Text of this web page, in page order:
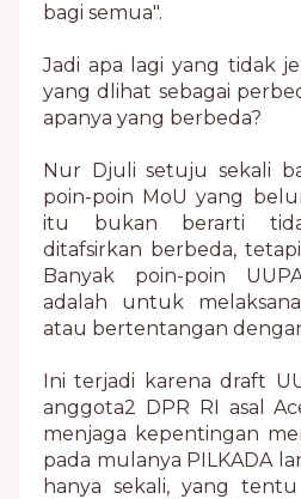
bagi semua".
Jadi apa lagi yang tidak
yang dlihat sebagai
apanya yang berbeda?
Nur Djuli setuju sekali
poin-poin MoU yang
itu bukan berarti
ditafsirkan berbeda,
Banyak poin-poin
adalah untuk
atau bertentangan
Ini terjadi karena draft
anggota2 DPR RI asal
menjaga kepentingan
pada mulanya PILKADA
hanya sekali, yang